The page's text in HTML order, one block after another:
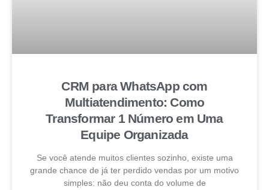
CRM para WhatsApp com
Multiatendimento: Como
Transformar 1 Número em Uma
Equipe Organizada
Se você atende muitos clientes sozinho, existe uma
grande chance de já ter perdido vendas por um motivo
simples: não deu conta do volume de